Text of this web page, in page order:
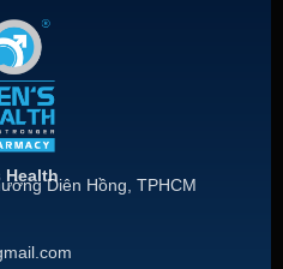
HealthDiên Hồng, TPHCM